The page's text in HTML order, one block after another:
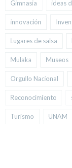
Gimnasia ideas
innovación
Lugares de salsa
Mulaka Museos
Orgullo Nacional
Reconocimiento
Turismo UNAM